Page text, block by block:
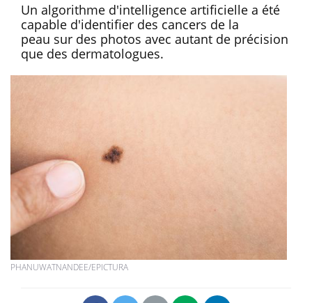
Un algorithme d'intelligence artificielle a été
capable d'identifier des cancers de la
peau sur des photos avec autant de précision
que des dermatologues.
PHANUWATNANDEE/EPICTURA